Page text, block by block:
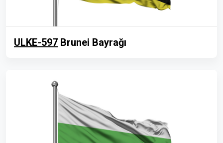
ULKE-597 Brunei Bayrağı